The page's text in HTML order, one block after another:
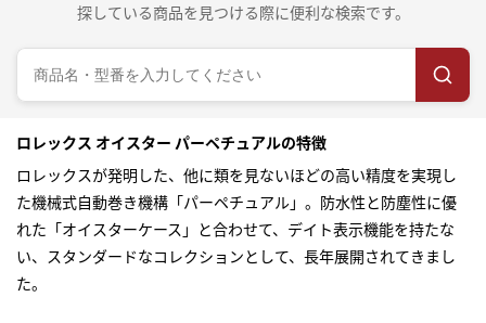
探している商品を見つける際に便利な検索です。
ロレックス オイスター パーペチュアルの特徴
ロレックスが発明した、他に類を見ないほどの高い精度を実現し
た機械式自動巻き機構「パーペチュアル」。防水性と防塵性に優
れた「オイスターケース」と合わせて、デイト表示機能を持たな
い、スタンダードなコレクションとして、長年展開されてきまし
た。